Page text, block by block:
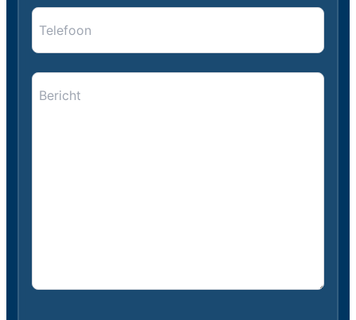
Telefoon
Bericht
*